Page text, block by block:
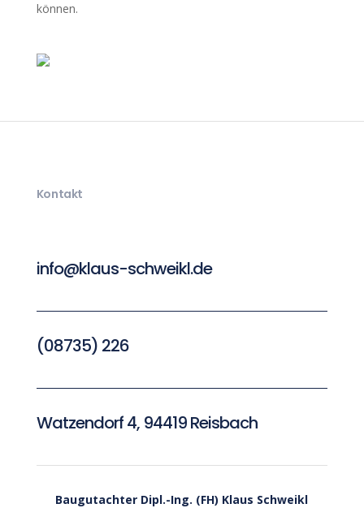
können.
Kontakt
info@klaus-schweikl.de
(08735) 226
Watzendorf 4, 94419 Reisbach
Baugutachter Dipl.-Ing. (FH) Klaus Schweikl